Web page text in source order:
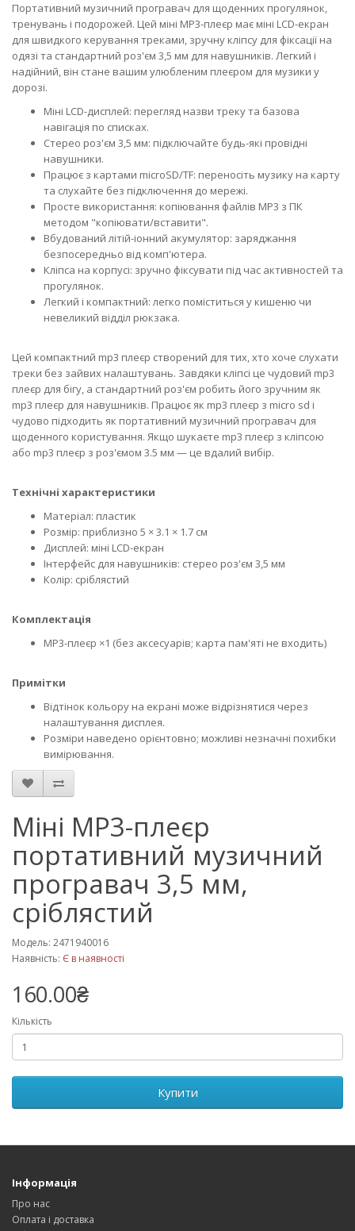
Портативний музичний програвач для щоденних прогулянок,
тренувань і подорожей. Цей міні MP3-плеєр має міні LCD-екран
для швидкого керування треками, зручну кліпсу для фіксації на
одязі та стандартний роз'єм 3,5 мм для навушників. Легкий і
надійний, він стане вашим улюбленим плеєром для музики у
дорозі.
Міні LCD-дисплей: перегляд назви треку та базова
навігація по списках.
Стерео роз'єм 3,5 мм: підключайте будь-які провідні
навушники.
Працює з картами microSD/TF: переносіть музику на карту
та слухайте без підключення до мережі.
Просте використання: копіювання файлів MP3 з ПК
методом "копіювати/вставити".
Вбудований літій-іонний акумулятор: заряджання
безпосередньо від комп'ютера.
Кліпса на корпусі: зручно фіксувати під час активностей та
прогулянок.
Легкий і компактний: легко поміститься у кишеню чи
невеликий відділ рюкзака.
Цей компактний mp3 плеєр створений для тих, хто хоче слухати
треки без зайвих налаштувань. Завдяки кліпсі це чудовий mp3
плеєр для бігу, а стандартний роз'єм робить його зручним як
mp3 плеєр для навушників. Працює як mp3 плеєр з micro sd і
чудово підходить як портативний музичний програвач для
щоденного користування. Якщо шукаєте mp3 плеєр з кліпсою
або mp3 плеєр з роз'ємом 3.5 мм — це вдалий вибір.
Технічні характеристики
Матеріал: пластик
Розмір: приблизно 5 × 3.1 × 1.7 см
Дисплей: міні LCD-екран
Інтерфейс для навушників: стерео роз'єм 3,5 мм
Колір: сріблястий
Комплектація
MP3-плеєр ×1 (без аксесуарів; карта пам'яті не входить)
Примітки
Відтінок кольору на екрані може відрізнятися через
налаштування дисплея.
Розміри наведено орієнтовно; можливі незначні похибки
вимірювання.
Міні MP3-плеєр
портативний музичний
програвач 3,5 мм,
сріблястий
Модель: 2471940016
Наявність: Є в наявності
160.00₴
Кількість
Купити
Інформація
Про нас
Оплата і доставка